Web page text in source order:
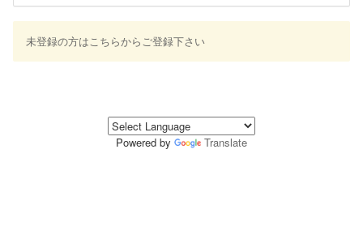
未登録の方はこちらからご登録下さい
Powered by Translate